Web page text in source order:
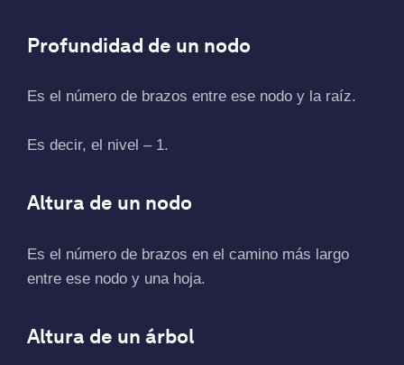
Profundidad de un nodo
Es el número de brazos entre ese nodo y la raíz.
Es decir, el nivel – 1.
Altura de un nodo
Es el número de brazos en el camino más largo
entre ese nodo y una hoja.
Altura de un árbol